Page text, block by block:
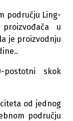
području Ling-
u
je proizvodnju
skok
od jednog
području